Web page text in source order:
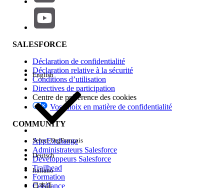
Impact des fonctionnalités
Edition
Expérience
SALESFORCE
Déclaration de confidentialité
Déclaration relative à la sécurité
Conditions d’utilisation
Directives de participation
Centre de préférence des cookies
Vos choix en matière de confidentialité
COMMUNITY
AppExchange
Administrateurs Salesforce
Développeurs Salesforce
Trailhead
Formation
Confiance
English
Select OrgFrançais
Deutsch
Italiano
日本語